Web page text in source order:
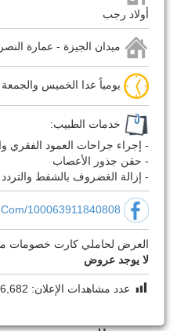
أولاد رجب
ميدان الجيزة - عمارة
يومياً عدا الخميس والجمعة من 6 م
خدمات الطبيب:
- إجراء جراحات العمود الفقري
- حقن جذور الأعصاب
- إزالة الغضروف بالشفط والتردد
100063911840808
العرض لحاملي كارت خصومات
لا يوجد عروض
عدد مشاهدات الإعلان: 6,682